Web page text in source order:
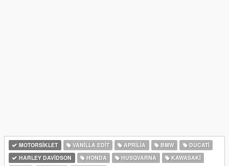
MOTORSIKLET VANILLA EDIT APRILIA BMW
DUCATI
HARLEY DAVIDSON
HONDA HUSQVARNA
KAWASAKI